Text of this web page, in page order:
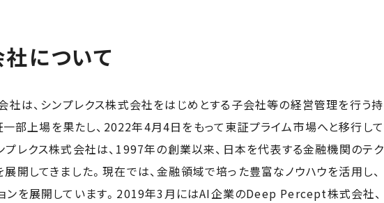
について
社は、シンプレクス株式会社をはじめとする子会社等の経営管理を行う持
部上場を果たし、2022年4月4日をもって東証プライム市場へと移行して
プレクス株式会社は、1997年の創業以来、日本を代表する金融機関のテク
開してきました。現在では、金融領域で培った豊富なノウハウを活用し、
ンを展開しています。2019年3月にはAI企業のDeep Percept株式会社、